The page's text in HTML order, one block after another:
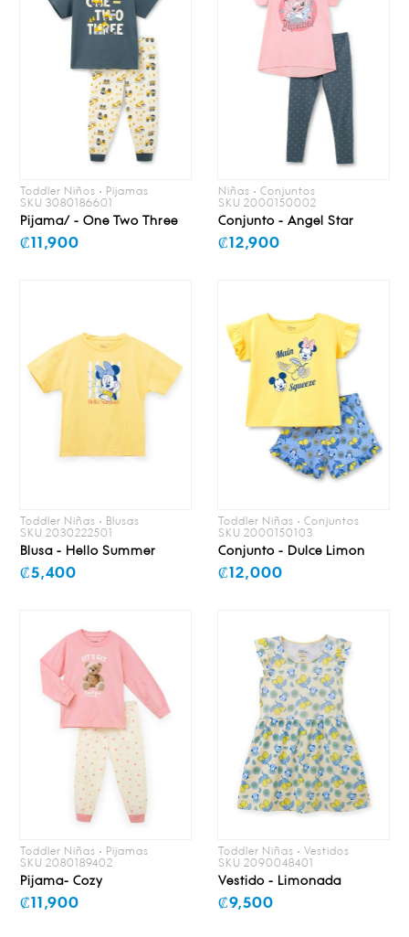
Toddler Niños • Pijamas
SKU 3080186601
Pijama/ - One Two Three
₡11,900
Niñas • Conjuntos
SKU 2000150002
Conjunto - Angel Star
₡12,900
Toddler Niñas • Blusas
SKU 2030222501
Blusa - Hello Summer
₡5,400
Toddler Niñas • Conjuntos
SKU 2000150103
Conjunto - Dulce Limon
₡12,000
Toddler Niñas • Pijamas
SKU 2080189402
Pijama- Cozy
₡11,900
Toddler Niñas • Vestidos
SKU 2090048401
Vestido - Limonada
₡9,500